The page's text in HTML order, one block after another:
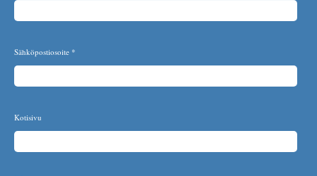
Sähköpostiosoite *
Kotisivu